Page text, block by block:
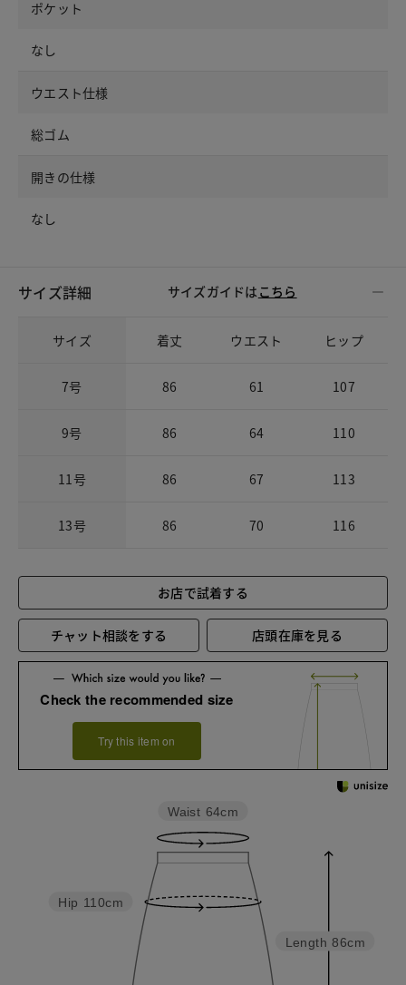
ポケット
なし
ウエスト仕様
総ゴム
開きの仕様
なし
サイズ詳細 サイズガイドは こちら
サイズ 着丈 ウエスト ヒップ
7号 86 61 107
9号 86 64 110
11号 86 67 113
13号 86 70 116
お店で試着する
チャット相談をする 店頭在庫を見る
Check the recommended size
Try this item on
Length 86cm
Hip 110cm
Waist 64cm